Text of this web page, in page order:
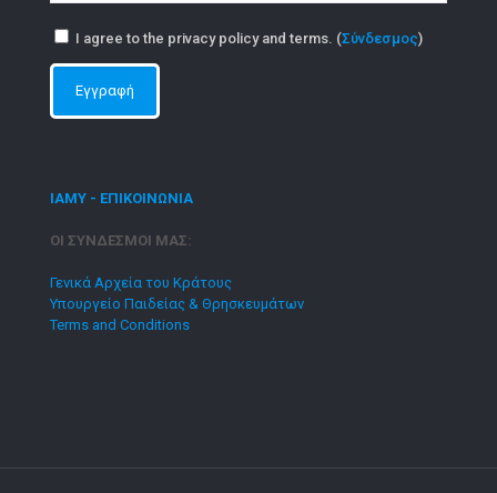
I agree to the privacy policy and terms. (Σύνδεσμος)
ΙΑΜΥ - ΕΠΙΚΟΙΝΩΝΙΑ
ΟΙ ΣΥΝΔΕΣΜΟΙ ΜΑΣ:
Γενικά Αρχεία του Κράτους
Υπουργείο Παιδείας & Θρησκευμάτων
Terms and Conditions